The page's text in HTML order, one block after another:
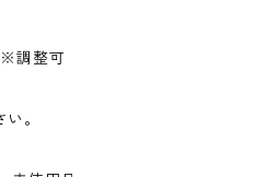
調整可
。